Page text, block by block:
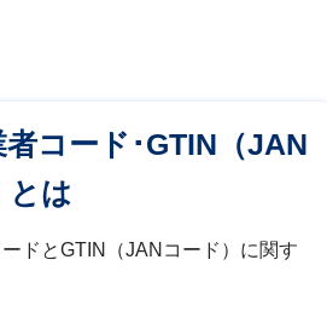
者コード･GTIN（JAN
とは
ドとGTIN（JANコード）に関す